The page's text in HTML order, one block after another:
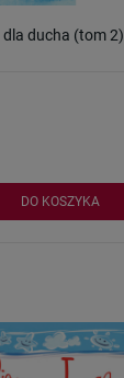
ducha (tom 2)
DO KOSZYKA